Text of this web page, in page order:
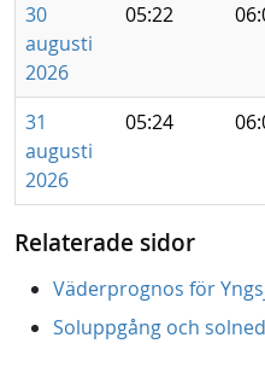
30
augusti
2026
05:22
31
augusti
2026
05:24
Relaterade sidor
Väderprognos för
Soluppgång och